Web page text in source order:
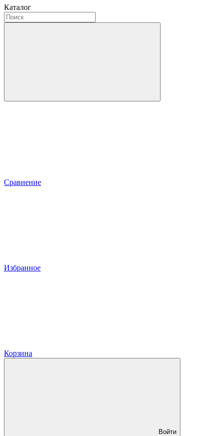
Каталог
Сравнение
Избранное
Корзина
Войти